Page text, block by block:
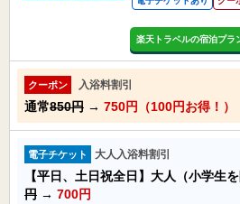
楽天トラベルの宿泊プラ
クーポン 入浴料割引
通常850円 → 750円（100円お得！）
電子チケット 大人入浴料割引
【平日、土日祝全日】大人（小学生
円 → 700円